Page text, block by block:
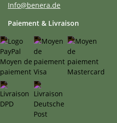
Info@benera.de
Paiement & Livraison